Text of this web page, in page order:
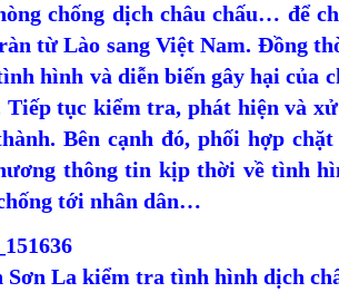
chống dịch châu chấu… để
từ Lào sang Việt Nam. Đồng
hình và diễn biến gây hại của
tục kiểm tra, phát hiện và
Bên cạnh đó, phối hợp
thông tin kịp thời về tình
tới nhân dân…
La kiểm tra tình hình dịch